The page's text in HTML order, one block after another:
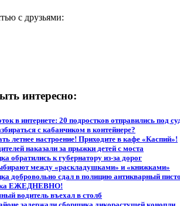
с друзьями:
интересно:
в интернете: 20 подростков отправились под
с кабанчиком в контейнере?
летнее настроение! Приходите в кафе «Каспий»!
наказали за прыжки детей с моста
обратились к губернатору из-за дорог
между «раскладушками» и «книжками»
добровольно сдал в полицию антикварный
ЕЖЕДНЕВНО!
водитель въехал в столб